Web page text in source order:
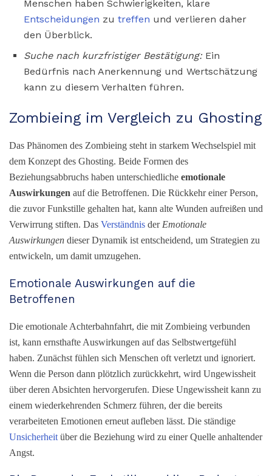
Menschen haben Schwierigkeiten, klare
Entscheidungen zu treffen und verlieren daher
den Überblick.
Suche nach kurzfristiger Bestätigung:Ein
Bedürfnis nach Anerkennung und Wertschätzung
kann zu diesem Verhalten führen.
Zombieing im Vergleich zu Ghosting
Das Phänomen des Zombieing steht in starkem Wechselspiel mit
dem Konzept des Ghosting. Beide Formen des
Beziehungsabbruchs haben unterschiedliche emotionale
Auswirkungen auf die Betroffenen. Die Rückkehr einer Person,
die zuvor Funkstille gehalten hat, kann alte Wunden aufreißen und
Verwirrung stiften. Das Verständnis der Emotionale
Auswirkungen dieser Dynamik ist entscheidend, um Strategien zu
entwickeln, um damit umzugehen.
Emotionale Auswirkungen auf die
Betroffenen
Die emotionale Achterbahnfahrt, die mit Zombieing verbunden
ist, kann ernsthafte Auswirkungen auf das Selbstwertgefühl
haben. Zunächst fühlen sich Menschen oft verletzt und ignoriert.
Wenn die Person dann plötzlich zurückkehrt, wird Ungewissheit
über deren Absichten hervorgerufen. Diese Ungewissheit kann zu
einem wiederkehrenden Schmerz führen, der die bereits
verarbeiteten Emotionen erneut aufleben lässt. Die ständige
Unsicherheit über die Beziehung wird zu einer Quelle anhaltender
Angst.